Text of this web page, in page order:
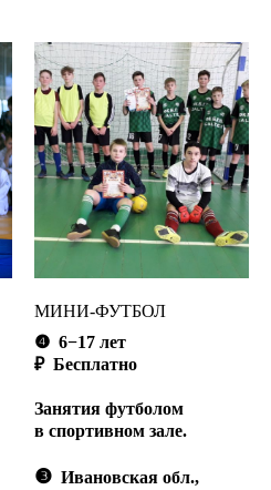
МИНИ-ФУТБОЛ
❹ 6−17 лет
₽ Бесплатно
Занятия футболом
в спортивном зале.
❸ Ивановская обл.,